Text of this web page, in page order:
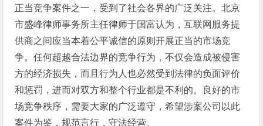
正当竞争案件之一，受到了社会各界的广泛关注。北京
市盛峰律师事务所主任律师于国富认为，互联网服务提
供商之间应当本着公平诚信的原则开展正当的市场竞
争。任何超越合法边界的竞争行为，不仅会造成被侵害
方的经济损失，而且行为人也必然受到法律的负面评价
和惩罚，进而对双方和整个行业都是不利的。良好的市
场竞争秩序，需要大家的广泛遵守，希望涉案公司以此
案件为鉴，规范言行，守法经营。